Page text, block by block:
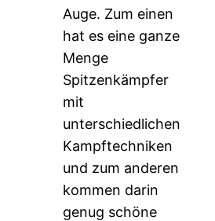
Auge. Zum einen
hat es eine ganze
Menge
Spitzenkämpfer
mit
unterschiedlichen
Kampftechniken
und zum anderen
kommen darin
genug schöne